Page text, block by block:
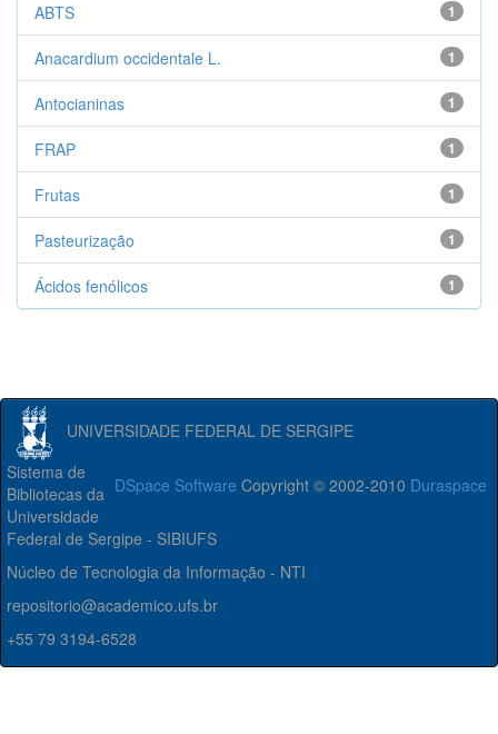
1
ABTS
1
Anacardium occidentale L.
1
Antocianinas
1
FRAP
1
Frutas
1
Pasteurização
1
Ácidos fenólicos
UNIVERSIDADE FEDERAL DE SERGIPE
DSpace Software Copyright © 2002-2010 Duraspace
Sistema de
Bibliotecas da
Universidade
Federal de Sergipe - SIBIUFS
Núcleo de Tecnologia da Informação - NTI
repositorio@academico.ufs.br
+55 79 3194-6528